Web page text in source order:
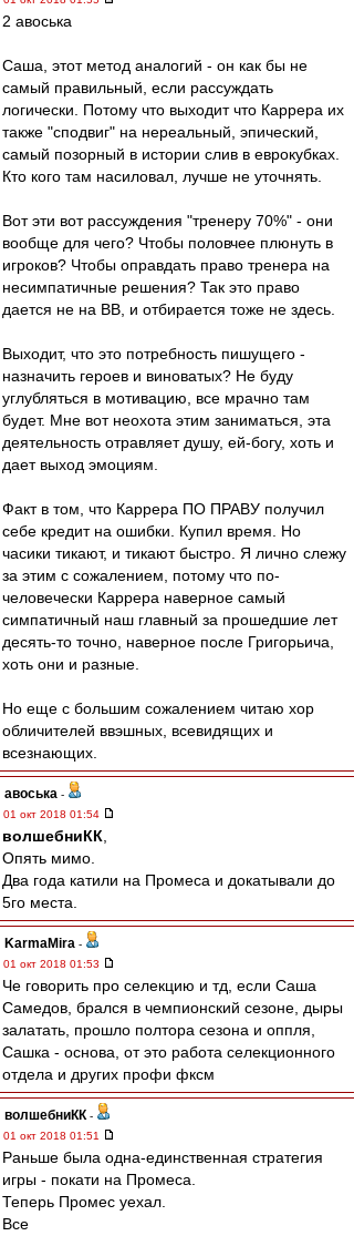
2 авоська
Саша, этот метод аналогий - он как бы не
самый правильный, если рассуждать
логически. Потому что выходит что Каррера их
также "сподвиг" на нереальный, эпический,
самый позорный в истории слив в еврокубках.
Кто кого там насиловал, лучше не уточнять.
Вот эти вот рассуждения "тренеру 70%" - они
вообще для чего? Чтобы половчее плюнуть в
игроков? Чтобы оправдать право тренера на
несимпатичные решения? Так это право
дается не на ВВ, и отбирается тоже не здесь.
Выходит, что это потребность пишущего -
назначить героев и виноватых? Не буду
углубляться в мотивацию, все мрачно там
будет. Мне вот неохота этим заниматься, эта
деятельность отравляет душу, ей-богу, хоть и
дает выход эмоциям.
Факт в том, что Каррера ПО ПРАВУ получил
себе кредит на ошибки. Купил время. Но
часики тикают, и тикают быстро. Я лично слежу
за этим с сожалением, потому что по-
человечески Каррера наверное самый
симпатичный наш главный за прошедшие лет
десять-то точно, наверное после Григорьича,
хоть они и разные.
Но еще с большим сожалением читаю хор
обличителей ввэшных, всевидящих и
всезнающих.
авоська -
01 окт 2018 01:54
волшебниКК
Опять мимо.
Два года катили на Промеса и докатывали до
5го места.
KarmaMira -
01 окт 2018 01:53
Че говорить про селекцию и тд, если Саша
Самедов, брался в чемпионский сезоне, дыры
залатать, прошло полтора сезона и оппля,
Сашка - основа, от это работа селекционного
отдела и других профи фксм
волшебниКК -
01 окт 2018 01:51
Раньше была одна-единственная стратегия
игры - покати на Промеса.
Теперь Промес уехал.
Все